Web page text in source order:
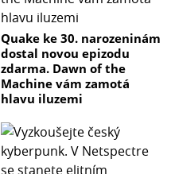
Quake ke 30. narozeninám
dostal novou epizodu
zdarma. Dawn of the
Machine vám zamotá
hlavu iluzemi